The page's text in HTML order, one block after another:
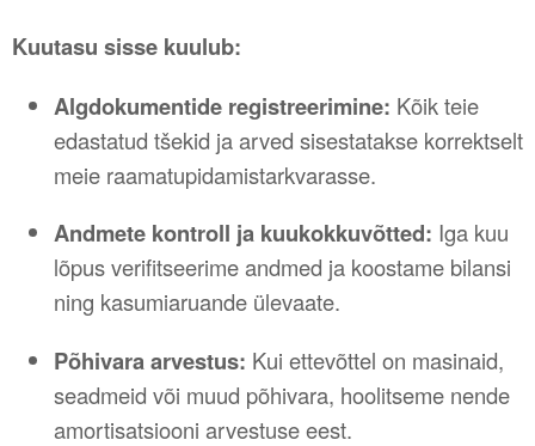
Kuutasu sisse kuulub:
Algdokumentide registreerimine: Kõik teie
edastatud tšekid ja arved sisestatakse korrektselt
meie raamatupidamistarkvarasse.
Andmete kontroll ja kuukokkuvõtted: Iga kuu
lõpus verifitseerime andmed ja koostame bilansi
ning kasumiaruande ülevaate.
Põhivara arvestus: Kui ettevõttel on masinaid,
seadmeid või muud põhivara, hoolitseme nende
amortisatsiooni arvestuse eest.